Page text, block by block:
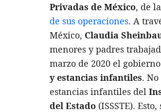
Privadas de México, de
de sus operaciones. A
México, Claudia
menores y padres
marzo de 2020 el
y estancias infantiles.
estancias infantiles del
del Estado (ISSSTE).